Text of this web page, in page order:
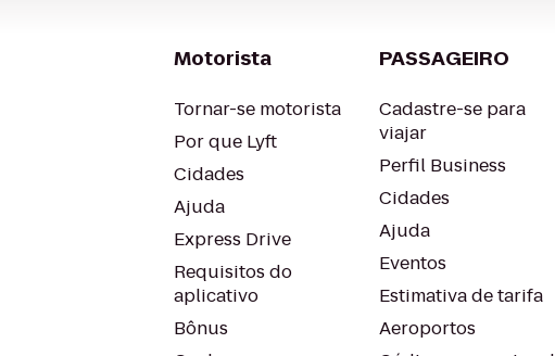
Motorista
Tornar-se motorista
Por que Lyft
Cidades
Ajuda
Express Drive
Requisitos do
aplicativo
Bônus
PASSAGEIRO
Cadastre-se para
viajar
Perfil Business
Cidades
Ajuda
Eventos
Estimativa de tarifa
Aeroportos